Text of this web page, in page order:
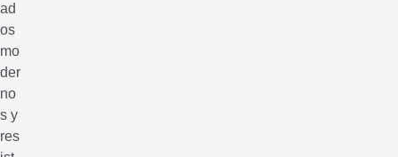
ad
os
mo
der
no
s y
res